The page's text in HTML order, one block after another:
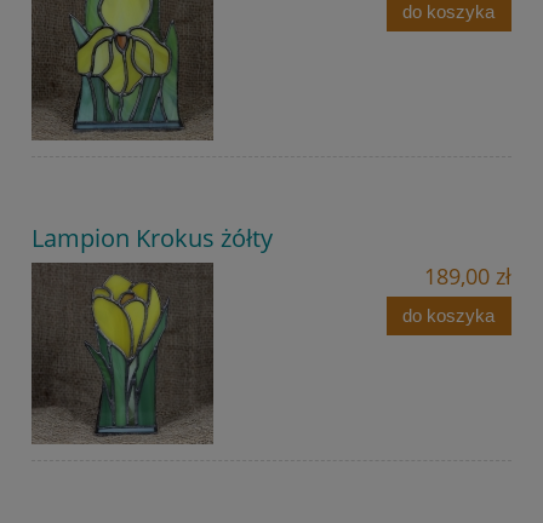
do koszyka
Lampion Krokus żółty
189,00 zł
do koszyka